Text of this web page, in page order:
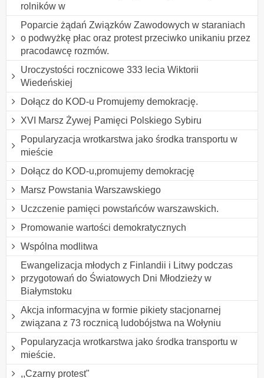
rolników w
Poparcie żądań Związków Zawodowych w staraniach
o podwyżkę płac oraz protest przeciwko unikaniu przez
pracodawcę rozmów.
Uroczystości rocznicowe 333 lecia Wiktorii
Wiedeńskiej
Dołącz do KOD-u Promujemy demokrację.
XVI Marsz Żywej Pamięci Polskiego Sybiru
Popularyzacja wrotkarstwa jako środka transportu w
mieście
Dołącz do KOD-u,promujemy demokrację
Marsz Powstania Warszawskiego
Uczczenie pamięci powstańców warszawskich.
Promowanie wartości demokratycznych
Wspólna modlitwa
Ewangelizacja młodych z Finlandii i Litwy podczas
przygotowań do Światowych Dni Młodzieży w
Białymstoku
Akcja informacyjna w formie pikiety stacjonarnej
związana z 73 rocznicą ludobójstwa na Wołyniu
Popularyzacja wrotkarstwa jako środka transportu w
mieście.
,,Czarny protest"